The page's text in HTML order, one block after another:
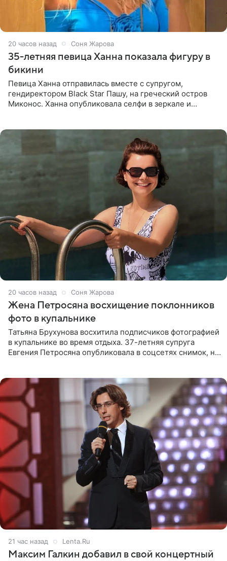
20 часов назад Соня Жарова
35-летняя певица Ханна показала фигуру в
бикини
Певица Ханна отправилась вместе с супругом,
гендиректором Black Star Пашу, на греческий остров
Миконос. Ханна опубликовала селфи в зеркале и
20 часов назад Соня Жарова
Жена Петросяна восхищение поклонников
фото в купальнике
Татьяна Брухунова восхитила подписчиков фотографией
в купальнике во время отдыха. 37-летняя супруга
Евгения Петросяна опубликовала в соцсетях снимок, на
21 час назад Lenta.Ru
Максим Галкин добавил в свой концертный